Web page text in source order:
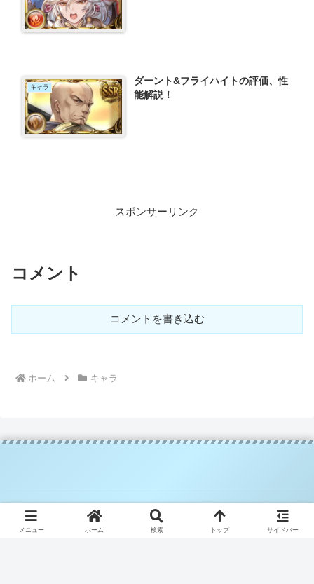
キャラ
ダーント&フライハイトの評価、性
能解説！
スポンサーリンク
コメント
コメントを書き込む
ホーム キャラ
© 2025 騎空士ブルーの攻略日記.
メニュー ホーム 検索 トップ サイドバー